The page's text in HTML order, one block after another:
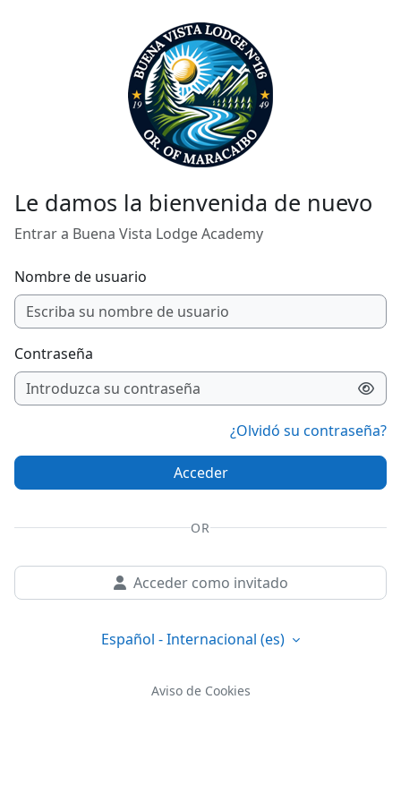
Le damos la bienvenida de nuevo
Entrar a Buena Vista Lodge Academy
Nombre de usuario
Contraseña
¿Olvidó su contraseña?
Acceder
OR
Acceder como invitado
Español - Internacional ‎(es)‎
Aviso de Cookies